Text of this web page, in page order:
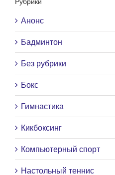
Анонс
Бадминтон
Без рубрики
Бокс
Гимнастика
Кикбоксинг
Компьютерный спорт
Настольный теннис